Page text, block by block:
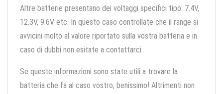
Altre batterie presentano dei voltaggi specifici tipo: 7.4V,
12.3V, 9.6V etc. In questo caso controllate che il range si
avvicini molto al valore riportato sulla vostra batteria e in
caso di dubbi non esitate a contattarci.
Se queste informazioni sono state utili a trovare la
batteria che fa al caso vostro, benissimo! Altrimenti non